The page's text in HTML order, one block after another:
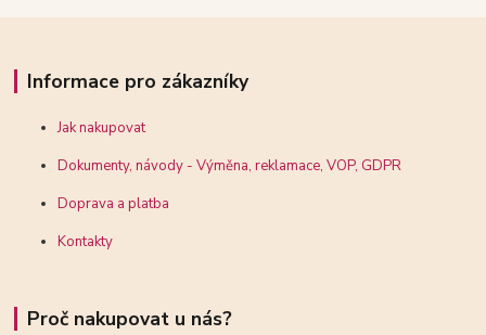
Informace pro zákazníky
Jak nakupovat
Dokumenty, návody - Výměna, reklamace, VOP, GDPR
Doprava a platba
Kontakty
Proč nakupovat u nás?